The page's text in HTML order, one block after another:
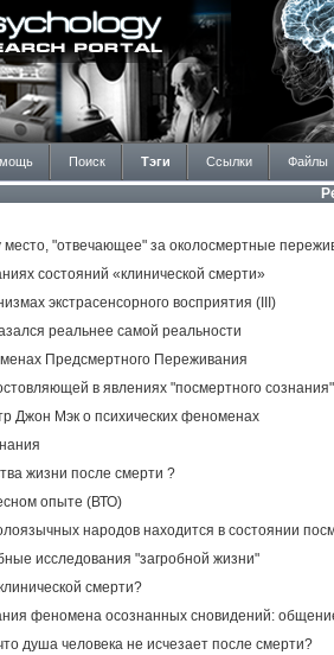
Поиск Тэги Ссылки Файлы
"отвечающее" за околосмертные
состояний «клинической смерти»
экстрасенсорного восприятия (III)
реальнее самой реальности
Предсмертного Переживания
в явлениях "посмертного сознания"
Джон Мэк о психических феноменах
жизни после смерти ?
опыте (ВТО)
народов находится в состоянии
исследования "загробной жизни"
смерти?
феномена осознанных сновидений:
душа человека не исчезает после смерти?